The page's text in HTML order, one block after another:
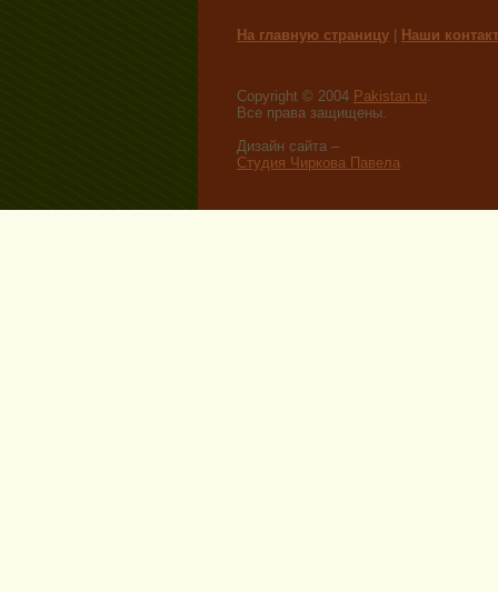
На главную страницу Наши
Copyright © 2004 Pakistan.ru.
Все права защищены.
Дизайн сайта –
Студия Чиркова Павела